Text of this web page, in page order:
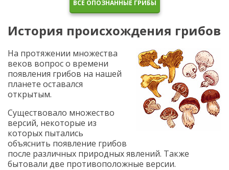
ВСЕ ОПОЗНАННЫЕ ГРИБЫ
История происхождения грибов
На протяжении множества
веков вопрос о времени
появления грибов на нашей
планете оставался
открытым.
Существовало множество
версий, некоторые из
которых пытались
объяснить появление грибов
после различных природных явлений. Также
бытовали две противоположные версии.